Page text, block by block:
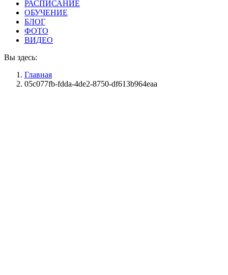
РАСПИСАНИЕ
ОБУЧЕНИЕ
БЛОГ
ФОТО
ВИДЕО
Вы здесь:
Главная
05c077fb-fdda-4de2-8750-df613b964eaa